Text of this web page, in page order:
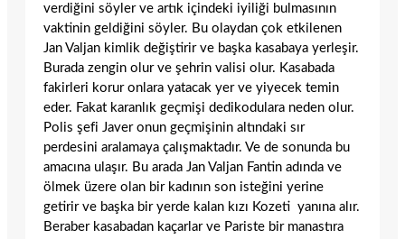
verdiğini söyler ve artık içindeki iyiliği bulmasının
vaktinin geldiğini söyler. Bu olaydan çok etkilenen
Jan Valjan kimlik değiştirir ve başka kasabaya yerleşir.
Burada zengin olur ve şehrin valisi olur. Kasabada
fakirleri korur onlara yatacak yer ve yiyecek temin
eder. Fakat karanlık geçmişi dedikodulara neden olur.
Polis şefi Javer onun geçmişinin altındaki sır
perdesini aralamaya çalışmaktadır. Ve de sonunda bu
amacına ulaşır. Bu arada Jan Valjan Fantin adında ve
ölmek üzere olan bir kadının son isteğini yerine
getirir ve başka bir yerde kalan kızı Kozeti yanına alır.
Beraber kasabadan kaçarlar ve Pariste bir manastıra